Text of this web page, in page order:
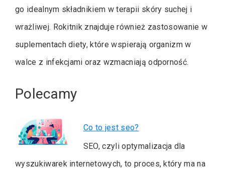
go idealnym składnikiem w terapii skóry suchej i
wrażliwej. Rokitnik znajduje również zastosowanie w
suplementach diety, które wspierają organizm w
walce z infekcjami oraz wzmacniają odporność.
Polecamy
Co to jest seo?
SEO, czyli optymalizacja dla
wyszukiwarek internetowych, to proces, który ma na